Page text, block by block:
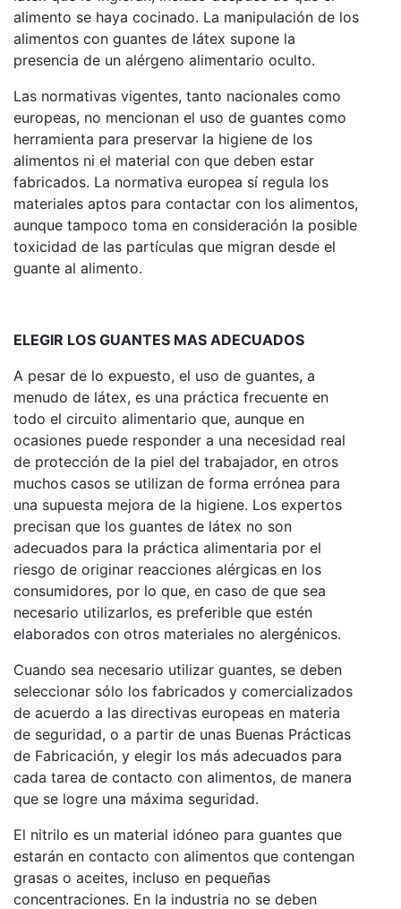
alimento se haya cocinado. La manipulación de los
alimentos con guantes de látex supone la
presencia de un alérgeno alimentario oculto.
Las normativas vigentes, tanto nacionales como
europeas, no mencionan el uso de guantes como
herramienta para preservar la higiene de los
alimentos ni el material con que deben estar
fabricados. La normativa europea sí regula los
materiales aptos para contactar con los alimentos,
aunque tampoco toma en consideración la posible
toxicidad de las partículas que migran desde el
guante al alimento.
ELEGIR LOS GUANTES MAS ADECUADOS
A pesar de lo expuesto, el uso de guantes, a
menudo de látex, es una práctica frecuente en
todo el circuito alimentario que, aunque en
ocasiones puede responder a una necesidad real
de protección de la piel del trabajador, en otros
muchos casos se utilizan de forma errónea para
una supuesta mejora de la higiene. Los expertos
precisan que los guantes de látex no son
adecuados para la práctica alimentaria por el
riesgo de originar reacciones alérgicas en los
consumidores, por lo que, en caso de que sea
necesario utilizarlos, es preferible que estén
elaborados con otros materiales no alergénicos.
Cuando sea necesario utilizar guantes, se deben
seleccionar sólo los fabricados y comercializados
de acuerdo a las directivas europeas en materia
de seguridad, o a partir de unas Buenas Prácticas
de Fabricación, y elegir los más adecuados para
cada tarea de contacto con alimentos, de manera
que se logre una máxima seguridad.
El nitrilo es un material idóneo para guantes que
estarán en contacto con alimentos que contengan
grasas o aceites, incluso en pequeñas
concentraciones. En la industria no se deben